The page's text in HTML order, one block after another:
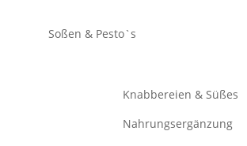
Soßen & Pesto`s
Knabbereien & Süßes
Nahrungsergänzung